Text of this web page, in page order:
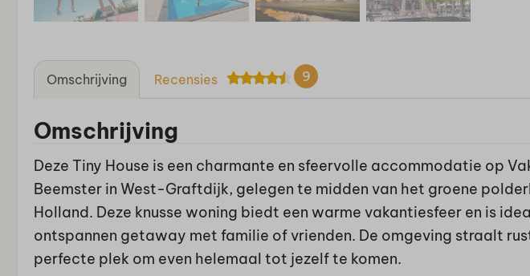
Omschrijving Recensies 9
Omschrijving
Deze Tiny House is een charmante en sfeervolle accommodatie op
Beemster in West-Graftdijk, gelegen te midden van het groene
Holland. Deze knusse woning biedt een warme vakantiesfeer en is
ontspannen getaway met familie of vrienden. De omgeving straalt
perfecte plek om even helemaal tot jezelf te komen.